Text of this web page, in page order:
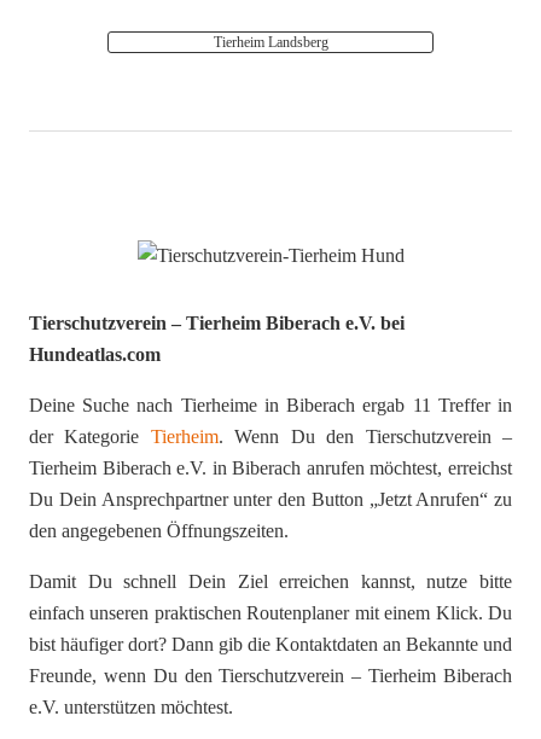
Tierheim Landsberg
Tierschutzverein – Tierheim Biberach e.V. bei
Hundeatlas.com
Deine Suche nach Tierheime in Biberach ergab 11 Treffer in
der Kategorie Tierheim. Wenn Du den Tierschutzverein –
Tierheim Biberach e.V. in Biberach anrufen möchtest, erreichst
Du Dein Ansprechpartner unter den Button „Jetzt Anrufen“ zu
den angegebenen Öffnungszeiten.
Damit Du schnell Dein Ziel erreichen kannst, nutze bitte
einfach unseren praktischen Routenplaner mit einem Klick. Du
bist häufiger dort? Dann gib die Kontaktdaten an Bekannte und
Freunde, wenn Du den Tierschutzverein – Tierheim Biberach
e.V. unterstützen möchtest.